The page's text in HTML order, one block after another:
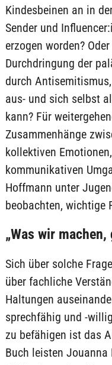
Kindesbeinen an in
Sender und
erzogen worden?
Durchdringung der
durch
aus- und sich selbst
kann? Für
Zusammenhänge
kollektiven
kommunikativen
Hoffmann unter
beobachten, wichtige
„Was wir
Sich über solche
über fachliche
Haltungen
sprechfähig und -
zu befähigen ist das
Buch leisten